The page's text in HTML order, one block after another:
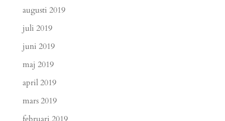
augusti 2019
juli 2019
juni 2019
maj 2019
april 2019
mars 2019